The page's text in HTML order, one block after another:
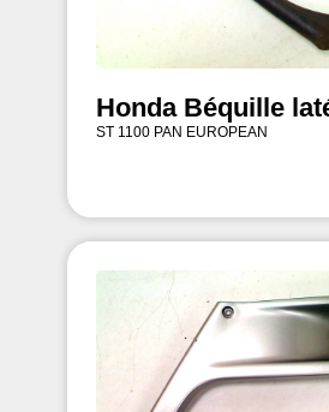
Honda Béquille
ST 1100 PAN EUROPEAN